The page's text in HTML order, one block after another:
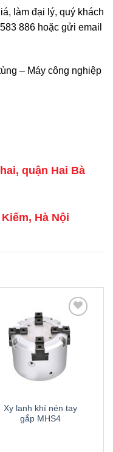
làm đại lý, quý khách
886 hoặc gửi email
– Máy công nghiệp
quận Hai Bà
Hà Nội
Thêm
to
Xy lanh khí nén tay
gắp MHS4